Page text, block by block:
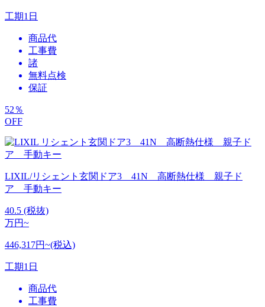
工期1日
商品代
工事費
諸
無料点検
保証
52 ％
OFF
LIXIL/リシェント玄関ドア3 41N 高断熱仕様 親子ド
ア 手動キー
40.5 (税抜)
万円~
446,317円~(税込)
工期1日
商品代
工事費